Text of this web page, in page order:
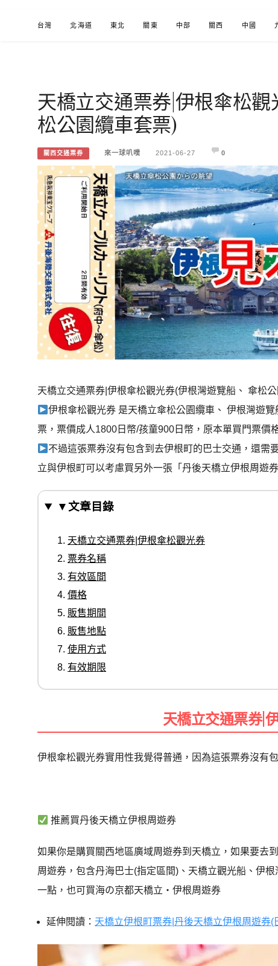
台灣 北海道 東北 關東 中部 關西 中國
來一球叭噗
分享日本自助部落格
天橋立交通票券|伊根傘松
松公園纜車套票)
關西交通票券 來一球叭噗 2021-06-27 0
天橋立交通票券|伊根傘松觀光券(伊根灣遊覽船、 傘松
伊根傘松觀光券 是天橋立傘松公園纜車、 伊根灣遊
票，票價成人1800日幣/孩童900日幣，原本單買門票價
不過這張票券沒有包含到去伊根町的巴士交通，還需
立與伊根町可以考慮買另外一張「丹後天橋立伊根周遊券
▼文章目錄
天橋立交通票券|伊根傘松觀光券
票券名稱
有效區間
價格
販售期間
販售地點
使用方式
有效期限
天橋立交通票券|
伊根傘松觀光券實用性我覺得普通，因為這張票券沒有
推薦買丹後天橋立伊根周遊券
如果你是購買關西地區廣域周遊券到天橋立，如果要去
周遊券，包含丹海巴士(指定區間)、天橋立觀光船、伊
一點，也可買海の京都天橋立・伊根周遊券
延伸閱讀： 天橋立伊根町票券|丹後天橋立伊根周遊券(